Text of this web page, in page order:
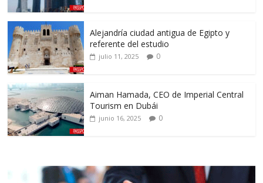
Alejandría ciudad antigua de Egipto y
referente del estudio
julio 11, 2025 0
Aiman Hamada, CEO de Imperial Central
Tourism en Dubái
junio 16, 2025 0